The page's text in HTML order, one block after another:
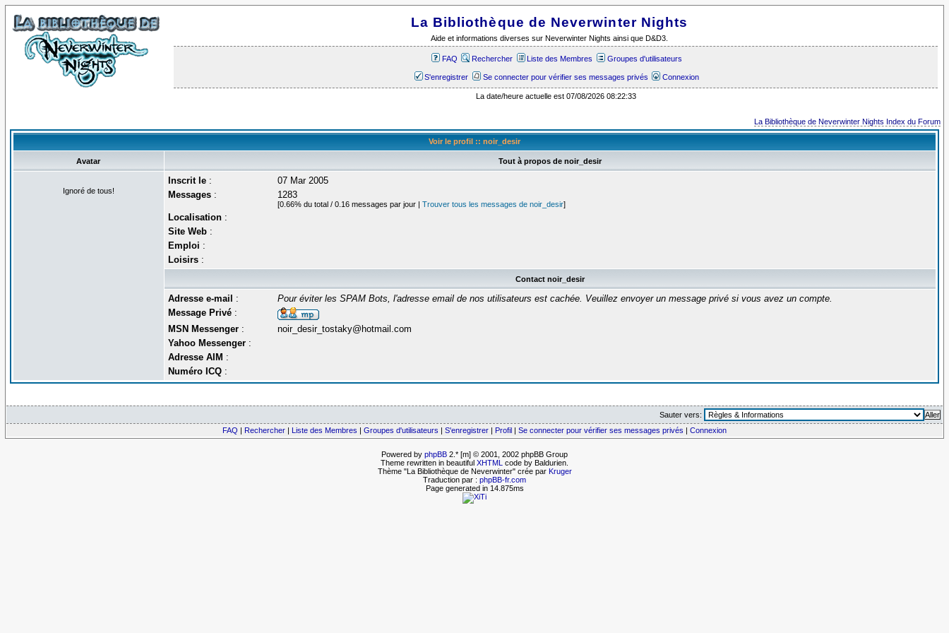
La Bibliothèque de Neverwinter Nights
Aide et informations diverses sur Neverwinter Nights ainsi que D&D3.
FAQ Rechercher Liste des Membres Groupes d'utilisateurs
S'enregistrer Se connecter pour vérifier ses messages privés Connexion
La date/heure actuelle est 07/08/2026 08:22:33
La Bibliothèque de Neverwinter Nights Index du Forum
Voir le profil :: noir_desir
Avatar Tout à propos de noir_desir
Ignoré de tous!
Inscrit le:
07 Mar 2005
Messages: 1283
[0.66% du total / 0.16 messages par jour | Trouver tous les messages de noir_desir]
Localisation:
Site Web:
Emploi :
Loisirs:
Contact noir_desir
Adresse e-mail :
Pour éviter les SPAM Bots, l'adresse email de nos utilisateurs est cachée. Veuillez envoyer un message privé si vous avez un compte.
Message Privé:
MSN Messenger:
noir_desir_tostaky@hotmail.com
Yahoo Messenger:
Adresse AIM :
Numéro ICQ:
Sauter vers:
FAQ
Rechercher Liste des Membres Groupes d'utilisateurs S'enregistrer Profil Se connecter pour vérifier ses messages privés Connexion
Powered by phpBB 2.* [m] © 2001, 2002 phpBB Group
Theme rewritten in beautiful XHTML code by Baldurien.
Thème "La Bibliothèque de Neverwinter" crée par Kruger
Traduction par : phpBB-fr.com
Page generated in 14.875ms